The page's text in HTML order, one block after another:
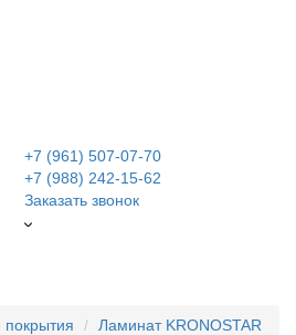
+7 (961) 507-07-70
+7 (988) 242-15-62
Заказать звонок
Ламинат KRONOSTAR